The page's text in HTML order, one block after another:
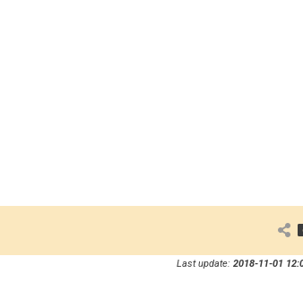
Last update: 2018-11-01